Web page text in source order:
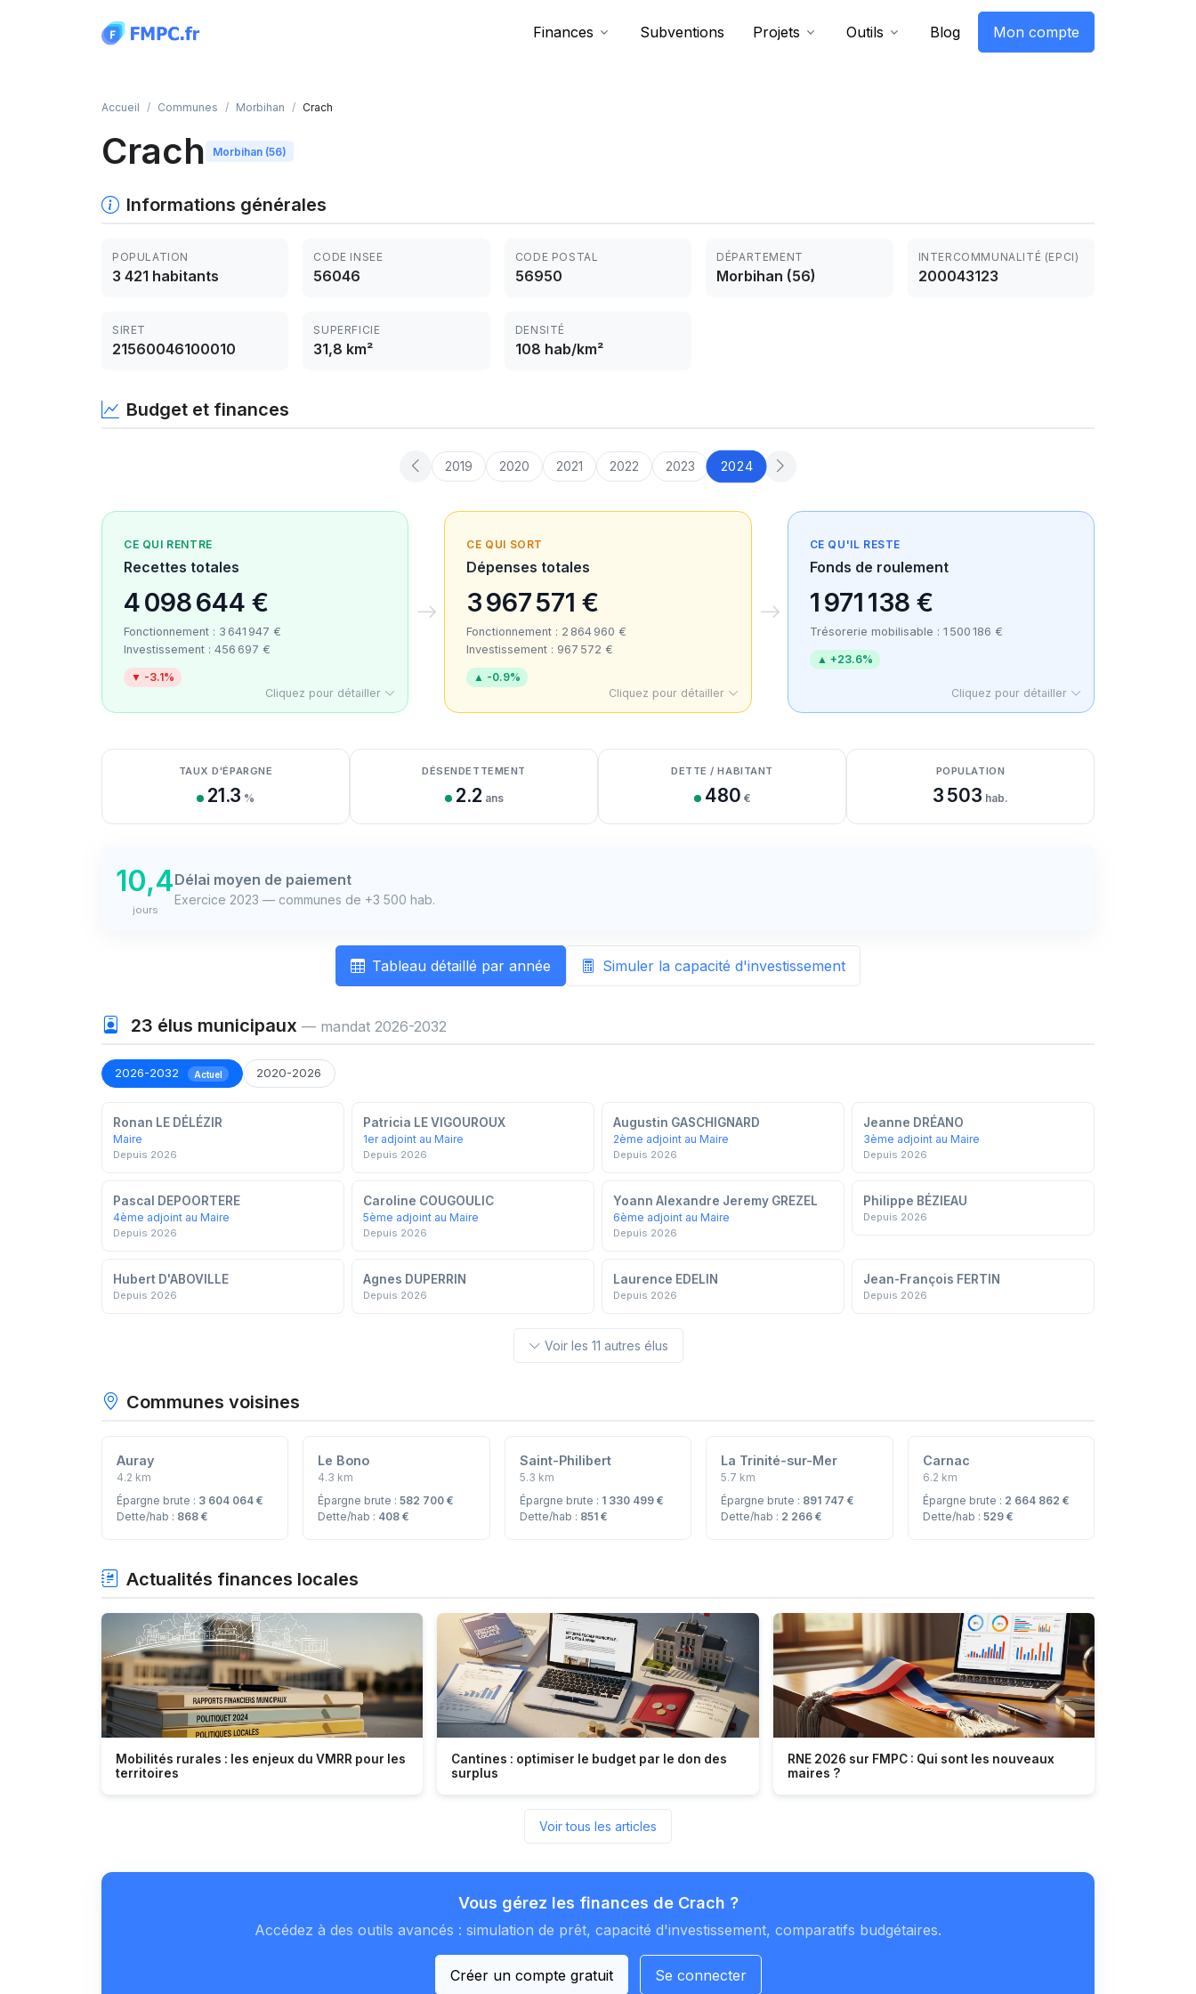
Finances Subventions Projets Outils Blog Mon compte
Accueil Communes Morbihan Crach
Crach Morbihan (56)
Informations générales
POPULATION
3 421 habitants
CODE INSEE
56046
CODE POSTAL
56950
DÉPARTEMENT
Morbihan (56)
INTERCOMMUNALITÉ (EPCI)
200043123
SIRET
21560046100010
SUPERFICIE
31,8 km²
DENSITÉ
108 hab/km²
Budget et finances
2019 2020 2021 2022 2023 2024
CE QUI RENTRE
Recettes totales
4 098 644 €
Fonctionnement : 3 641 947 €
Investissement : 456 697 €
▼ -3.1%
Cliquez pour détailler
CE QUI SORT
Dépenses totales
3 967 571 €
Fonctionnement : 2 864 960 €
Investissement : 967 572 €
▲ -0.9%
Cliquez pour détailler
CE QU'IL RESTE
Fonds de roulement
1 971 138 €
Trésorerie mobilisable : 1 500 186 €
▲ +23.6%
Cliquez pour détailler
Détail des recettes
Détail des dépenses
Détail de la trésorerie
TAUX D'ÉPARGNE
21.3 %
DÉSENDETTEMENT
2.2 ans
DETTE / HABITANT
480 €
POPULATION
3 503 hab.
10,4
jours
Délai moyen de paiement
Exercice 2023 — communes de +3 500 hab.
Tableau détaillé par année Simuler la capacité d'investissement
23 élus municipaux — mandat 2026-2032
2026-2032 Actuel 2020-2026
Ronan LE DÉLÉZIR
Maire
Depuis 2026
Patricia LE VIGOUROUX
1er adjoint au Maire
Depuis 2026
Augustin GASCHIGNARD
2ème adjoint au Maire
Depuis 2026
Jeanne DRÉANO
3ème adjoint au Maire
Depuis 2026
Pascal DEPOORTERE
4ème adjoint au Maire
Depuis 2026
Caroline COUGOULIC
5ème adjoint au Maire
Depuis 2026
Yoann Alexandre Jeremy GREZEL
6ème adjoint au Maire
Depuis 2026
Philippe BÉZIEAU
Depuis 2026
Hubert D'ABOVILLE
Depuis 2026
Agnes DUPERRIN
Depuis 2026
Laurence EDELIN
Depuis 2026
Jean-François FERTIN
Depuis 2026
Voir les 11 autres élus
Communes voisines
Auray
4.2 km
Épargne brute : 3 604 064 €
Dette/hab : 868 €
Le Bono
4.3 km
Épargne brute :582 700 €
Dette/hab : 408 €
Saint-Philibert
5.3 km
Épargne brute : 1 330 499 €
Dette/hab : 851 €
La Trinité-sur-Mer
5.7 km
Épargne brute : 891 747 €
Dette/hab : 2 266 €
Carnac
6.2 km
Épargne brute : 2 664 862 €
Dette/hab : 529 €
Actualités finances locales
Mobilités rurales : les enjeux du VMRR pour les
territoires
Cantines : optimiser le budget par le don des
surplus
RNE 2026 sur FMPC : Qui sont les nouveaux
maires ?
Voir tous les articles
Vous gérez les finances de Crach ?
Accédez à des outils avancés : simulation de prêt, capacité d'investissement, comparatifs budgétaires.
Créer un compte gratuit Se connecter